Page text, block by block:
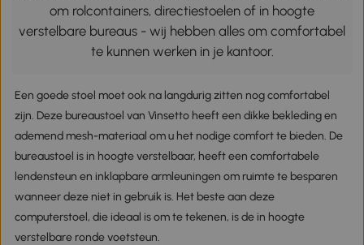
om rolcontainers, directiestoelen of in hoogte
verstelbare bureaus - wij hebben alles om comfortabel
te kunnen werken in je kantoor.
Een goede stoel moet ook na langdurig zitten nog comfortabel
zijn. Deze bureaustoel van Vinsetto heeft een dikke bekleding en
ademend mesh-materiaal om u het nodige comfort te bieden. De
bureaustoel is in hoogte verstelbaar, heeft een comfortabele
lendensteun en inklapbare armleuningen om ruimte te besparen
wanneer deze niet in gebruik is. Het beste aan deze
computerstoel, die ideaal is om te tekenen, is de in hoogte
verstelbare ronde voetsteun.